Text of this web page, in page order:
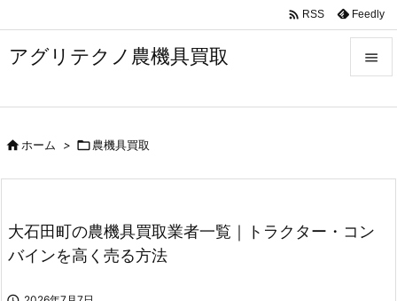
アグリテクノ農機具買取 


 RSS Feedly
ホーム > 農機具買取
大石田町の農機具買取業者一覧｜トラクター・コン
バインを高く売る方法